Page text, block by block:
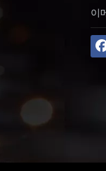
이